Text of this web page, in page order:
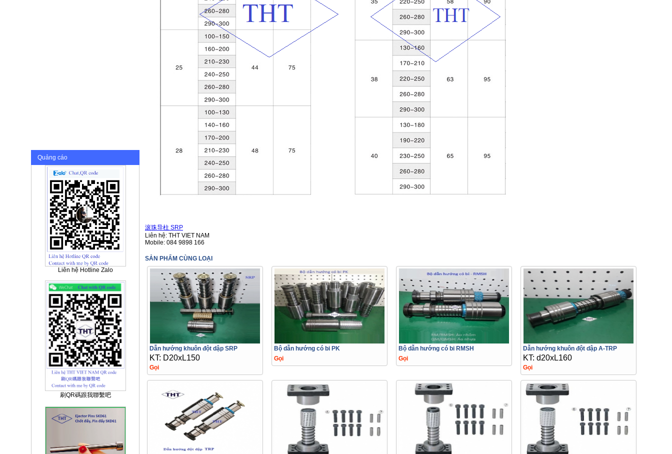
Quảng cáo
Liên hệ Hotline Zalo
刷QR碼跟我聯繫吧
滚珠导柱 SRP
Liên hệ: THT VIET NAM
Mobile: 084 9898 166
SẢN PHẨM CÙNG LOẠI
Dẫn hướng khuôn đột dập SRP
KT: D20xL150
Gọi
Bộ dẫn hướng có bi PK
Gọi
Bộ dẫn hướng có bi RMSH
Gọi
Dẫn hướng khuôn đột dập A-TRP
KT: d20xL160
Gọi